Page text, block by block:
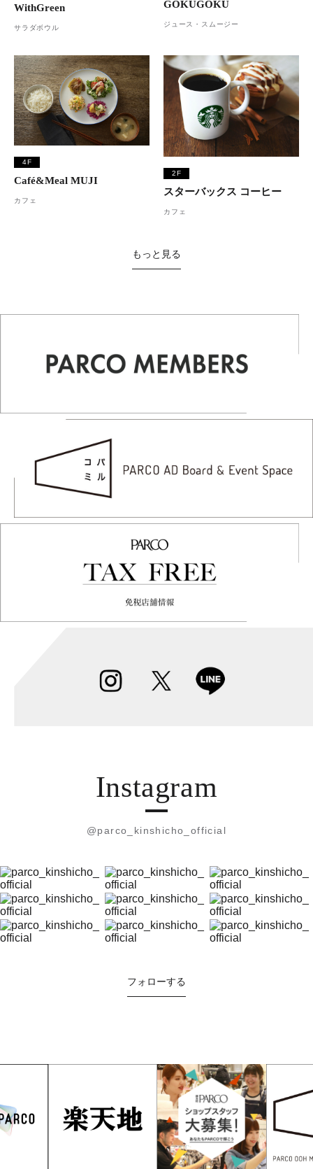
WithGreen
サラダボウル
GOKUGOKU
ジュース・スムージー
4F
Café&Meal MUJI
カフェ
2F
スターバックス コーヒー
カフェ
もっと見る
Instagram
@parco_kinshicho_official
フォローする